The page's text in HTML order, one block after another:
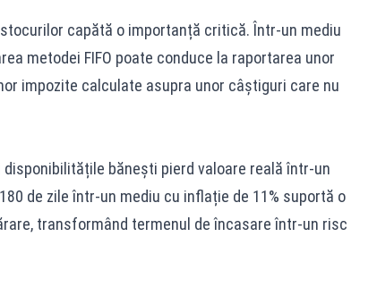
capătă o importanță critică. Într-un mediu
metodei FIFO poate conduce la raportarea unor
impozite calculate asupra unor câștiguri care nu
bănești pierd valoare reală într-un
de zile într-un mediu cu inflație de 11% suportă o
transformând termenul de încasare într-un risc